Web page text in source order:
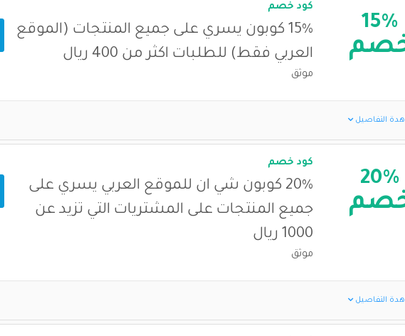
15%
كود خصم
15% كوبون يسري على جميع المنتجات (الموقع
العربي فقط) للطلبات اكثر من 400 ريال
موثق
التفاصيل
20%
كود خصم
20% كوبون شي ان للموقع العربي يسري على
جميع المنتجات على المشتريات التي تزيد عن
1000 ريال
موثق
التفاصيل